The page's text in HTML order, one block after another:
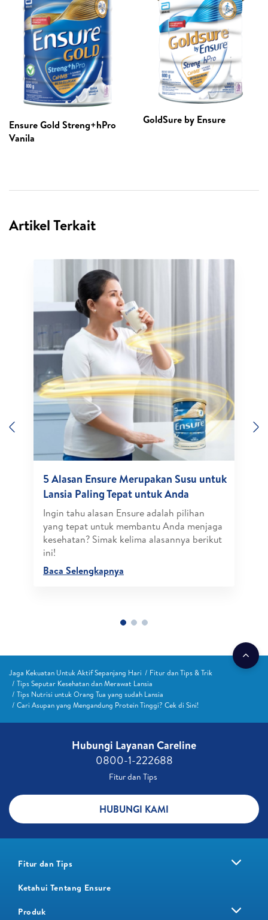
Ensure Gold Streng+hPro
Vanila
GoldSure by Ensure
Artikel Terkait
5 Alasan Ensure Merupakan Susu untuk
Lansia Paling Tepat untuk Anda
Ingin tahu alasan Ensure adalah pilihan
yang tepat untuk membantu Anda menjaga
kesehatan? Simak kelima alasannya berikut
ini!
Baca Selengkapnya
Jaga Kekuatan Untuk Aktif Sepanjang Hari
Fitur dan Tips & Trik
Tips Seputar Kesehatan dan Merawat Lansia
Tips Nutrisi untuk Orang Tua yang sudah Lansia
Cari Asupan yang Mengandung Protein Tinggi? Cek di Sini!
Hubungi Layanan Careline​
0800-1-222688​
Fitur dan Tips ​
HUBUNGI KAMI
Fitur dan Tips
Ketahui Tentang Ensure
Produk